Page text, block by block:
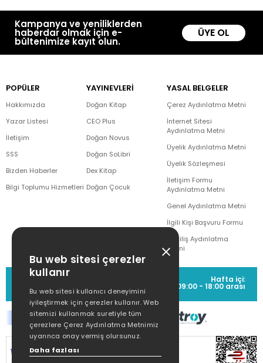
Kampanya ve yeniliklerden
haberdar olmak için e-
bültenimize kayıt olun.
ÜYE OL
POPÜLER
Hakkımızda
Yazar Listesi
İletişim
SSS
Bizden Haberler
Bilgi Toplumu Hizmetleri
YAYINEVLERİ
Doğan Kitap
CEO Plus
Doğan Novus
Doğan SoLibri
Dex Kitap
Doğan Çocuk
YASAL BELGELER
Çerez Aydınlatma Metni
İnternet Sitesi
Aydınlatma Metni
Üyelik Aydınlatma Metni
Üyelik Sözleşmesi
İletişim Formu
Aydınlatma Metni
Genel Aydınlatma Metni
İlgili Kişi Başvuru Formu
Çekiliş Aydınlatma
Metni
MÜŞTERİ HİZMETLERİ
(0212) 373 77 00
Hafta içi:
09:00 - 18:00 arası
SİTEMİZ
KORUNMAKTADIR.
Bu web sitesi çerezler
kullanır
Bu web sitesi kullanıcı deneyimini
iyileştirmek için çerezler kullanır. Web
sitemizi kullanmak suretiyle tüm
çerezlere Çerez Aydınlatma Metnimiz
uyarınca onay vermiş olursunuz.
Daha fazlası